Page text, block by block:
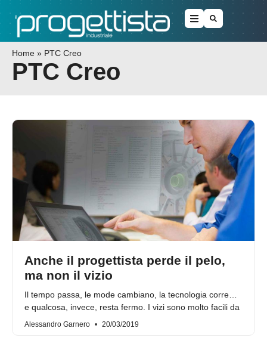
Home » PTC Creo
PTC Creo
Anche il progettista perde il pelo,
ma non il vizio
Il tempo passa, le mode cambiano, la tecnologia corre…
e qualcosa, invece, resta fermo. I vizi sono molto facili da
Alessandro Garnero 20/03/2019